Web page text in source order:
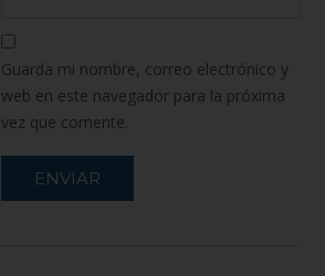
Guarda mi nombre, correo electrónico y
web en este navegador para la próxima
vez que comente.